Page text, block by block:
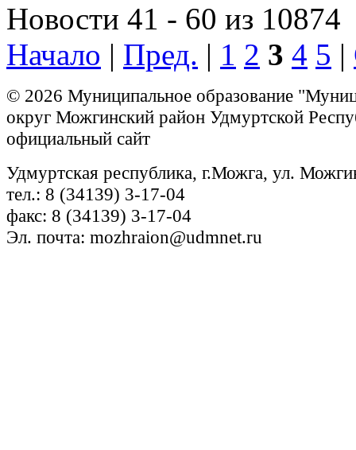
Новости 41 - 60 из 10874
Начало | Пред. | 1 2 3 4 5 |
© 2026 Муниципальное образование
округ Можгинский район Удмуртской
официальный сайт
Удмуртская республика, г.Можга, ул.
тел.: 8 (34139) 3-17-04
факс: 8 (34139) 3-17-04
Эл. почта: mozhraion@udmnet.ru